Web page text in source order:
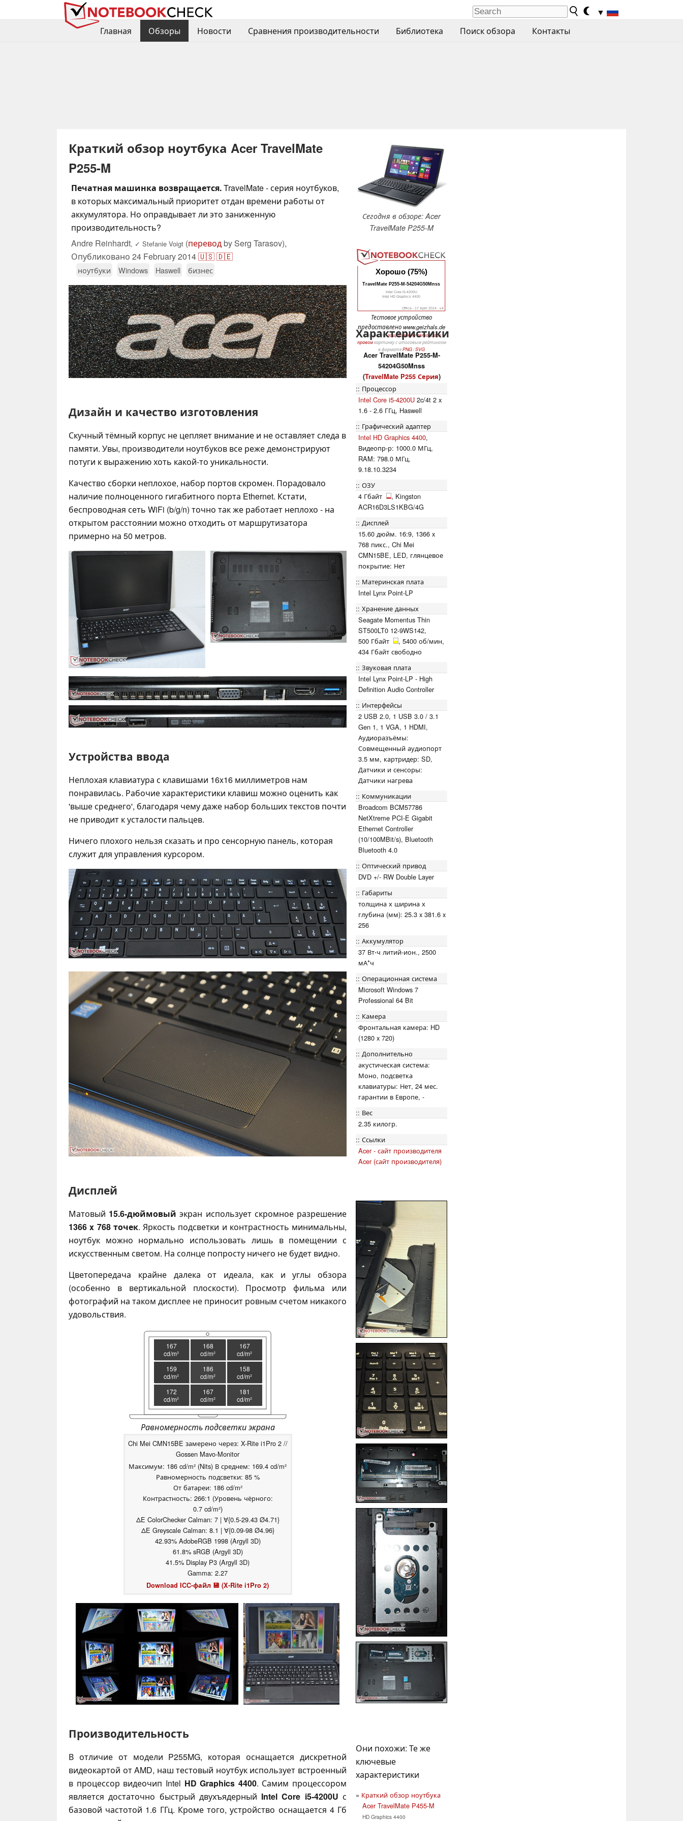
▼
Главная
Обзоры Новости Сравнения производительности Библиотека Поиск обзора Контакты
Краткий обзор ноутбука Acer TravelMate
P255-M
Печатная машинка возвращается.TravelMate - серия ноутбуков,
в которых максимальный приоритет отдан времени работы от
аккумулятора. Но оправдывает ли это заниженную
производительность?
Andre Reinhardt, ✓ Stefanie Voigt (переводby Serg Tarasov),
Опубликовано 24 February 2014🇺🇸🇩🇪
ноутбуки Windows Haswell бизнес
Дизайн и качество изготовления
Скучный тёмный корпус не цепляет внимание и не оставляет следа в
памяти. Увы, производители ноутбуков все реже демонстрируют
потуги к выражению хоть какой-то уникальности.
Качество сборки неплохое, набор портов скромен. Порадовало
наличие полноценного гигабитного порта Ethernet. Кстати,
беспроводная сеть WiFi (b/g/n) точно так же работает неплохо - на
открытом расстоянии можно отходить от маршрутизатора
примерно на 50 метров.
Устройства ввода
Неплохая клавиатура с клавишами 16x16 миллиметров нам
понравилась. Рабочие характеристики клавиш можно оценить как
'выше среднего', благодаря чему даже набор больших текстов почти
не приводит к усталости пальцев.
Ничего плохого нельзя сказать и про сенсорную панель, которая
служит для управления курсором.
Дисплей
Матовый 15.6-дюймовый экран использует скромное разрешение
1366 x 768 точек. Яркость подсветки и контрастность минимальны,
ноутбук можно нормально использовать лишь в помещении с
искусственным светом. На солнце попросту ничего не будет видно.
Цветопередача крайне далека от идеала, как и углы обзора
(особенно в вертикальной плоскости). Просмотр фильма или
фотографий на таком дисплее не приносит ровным счетом никакого
удовольствия.
167
cd/m²
168
cd/m²
167
cd/m²
159
cd/m²
186
cd/m²
158
cd/m²
172
cd/m²
167
cd/m²
181
cd/m²
Равномерность подсветки экрана
Chi Mei CMN15BE замерено через: X-Rite i1Pro 2 //
Gossen Mavo-Monitor
Максимум: 186 cd/m² (Nits) В среднем: 169.4 cd/m²
Равномерность подсветки: 85 %
От батареи: 186 cd/m²
Контрастность: 266:1 (Уровень чёрного:
0.7 cd/m²)
ΔE ColorChecker Calman: 7 | ∀{0.5-29.43 Ø4.71}
ΔE Greyscale Calman: 8.1 | ∀{0.09-98 Ø4.96}
42.93% AdobeRGB 1998 (Argyll 3D)
61.8% sRGB (Argyll 3D)
41.5% Display P3 (Argyll 3D)
Gamma: 2.27
Download ICC-файл 💾 (X-Rite i1Pro 2)
Производительность
В отличие от модели P255MG, которая оснащается дискретной
видеокартой от AMD, наш тестовый ноутбук использует встроенный
в процессор видеочип Intel HD Graphics 4400. Самим процессором
является достаточно быстрый двухъядерный Intel Core i5-4200U с
базовой частотой 1.6 ГГц. Кроме того, устройство оснащается 4 Гб
Сегодня в обзоре: Acer
TravelMate P255-M
Хорошо (75%)
TravelMate P255-M-54204G50Mnss
Intel Core i5-4200U
Intel HD Graphics 4400
Office - 17 April 2014 - v4
Тестовое устройство
предоставлено www.geizhals.de
Сохранитьзащищённую авторским
правомкартинку с итоговым рейтингом
в форматеPNG/SVG
Характеристики
Acer TravelMate P255-M-
54204G50Mnss
(TravelMate P255 Серия)
Процессор
Intel Core i5-4200U 2c/4t 2 x
1.6 - 2.6 ГГц, Haswell
Графический адаптер
Intel HD Graphics 4400,
Видеопр-р: 1000.0 МГц,
RAM: 798.0 МГц,
9.18.10.3234
ОЗУ
4 Гбайт
, Kingston
ACR16D3LS1KBG/4G
Дисплей
15.60 дюйм. 16:9, 1366 x
768 пикс., Chi Mei
CMN15BE, LED, глянцевое
покрытие: Нет
Материнская плата
Intel Lynx Point-LP
Хранение данных
Seagate Momentus Thin
ST500LT0 12-9WS142,
500 Гбайт
, 5400 об/мин,
434 Гбайт свободно
Звуковая плата
Intel Lynx Point-LP - High
Definition Audio Controller
Интерфейсы
2 USB 2.0, 1 USB 3.0 / 3.1
Gen 1, 1 VGA, 1 HDMI,
Аудиоразъёмы:
Совмещенный аудиопорт
3.5 мм, картридер: SD,
Датчики и сенсоры:
Датчики нагрева
Коммуникации
Broadcom BCM57786
NetXtreme PCI-E Gigabit
Ethernet Controller
(10/100MBit/s), Bluetooth
Bluetooth 4.0
Оптический привод
DVD +/- RW Double Layer
Габариты
толщина х ширина х
глубина (мм): 25.3 x 381.6 x
256
Аккумулятор
37 Вт⋅ч литий-ион., 2500
мА*ч
Операционная система
Microsoft Windows 7
Professional 64 Bit
Камера
Фронтальная камера: HD
(1280 x 720)
Дополнительно
акустическая система:
Моно, подсветка
клавиатуры: Нет, 24 мес.
гарантии в Европе, -
Вес
2.35 килогр.
Ссылки
Acer - сайт производителя
Acer (сайт производителя)
Они похожи: Те же
ключевые
характеристики
Краткий обзор ноутбука
Acer TravelMate P455-M
HD Graphics 4400